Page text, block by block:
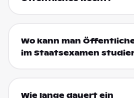
Wo kann man
im Staatsexamen
Wie lange dauert ein